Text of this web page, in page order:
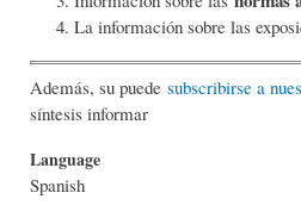
La información sobre las
Además, su puede subscribirse a
síntesis informar
Language
Spanish